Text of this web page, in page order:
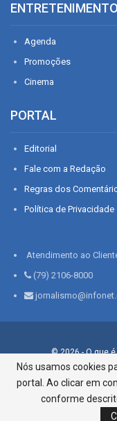
ENTRETENIMENTO
Agenda
Promoções
Cinema
PORTAL
Editorial
Fale com a Redação
Regras dos
Política de Privacidade
Atendimento ao
(79) 2106-8000
© 2026 - O que
Infonet - Rua
Aracaju-SE, CEP
Nós usamos cookies
portal. Ao clicar em
conforme